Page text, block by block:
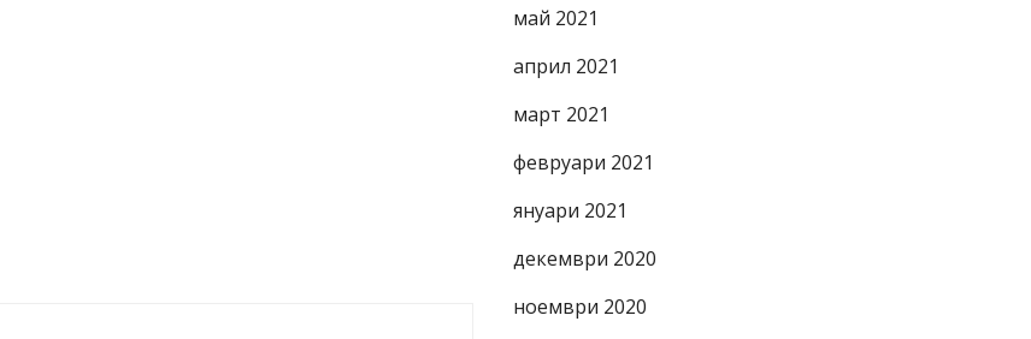
май 2021
април 2021
март 2021
февруари 2021
януари 2021
декември 2020
ноември 2020